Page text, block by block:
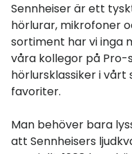
Sennheiser är ett
hörlurar, mikrofoner
sortiment har vi inga
våra kollegor på Pro-
hörlursklassiker i
favoriter.
Man behöver bara
att Sennheisers